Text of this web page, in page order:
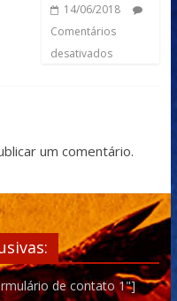
14/06/2018
Comentários
desativados
um comentário.
de contato 1"]